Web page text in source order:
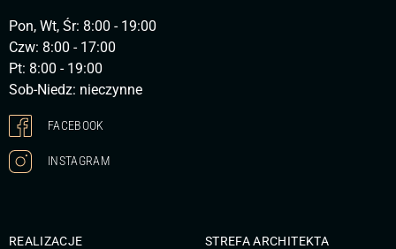
Pon, Wt, Śr: 8:00 - 19:00
Czw: 8:00 - 17:00
Pt: 8:00 - 19:00
Sob-Niedz: nieczynne
FACEBOOK
INSTAGRAM
REALIZACJE STREFA ARCHITEKTA